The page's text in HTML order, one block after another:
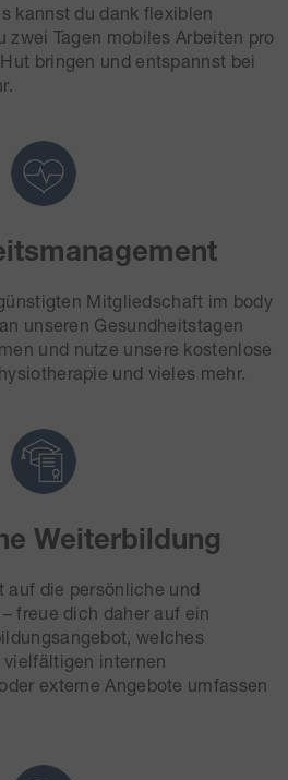
kannst du dank flexiblen
zwei Tagen mobiles Arbeiten pro
bringen und entspannst bei
Mitgliedschaft im body
unseren Gesundheitstagen
und nutze unsere kostenlose
und vieles mehr.
Weiterbildung
auf die persönliche und
freue dich daher auf ein
welches
vielfältigen internen
externe Angebote umfassen